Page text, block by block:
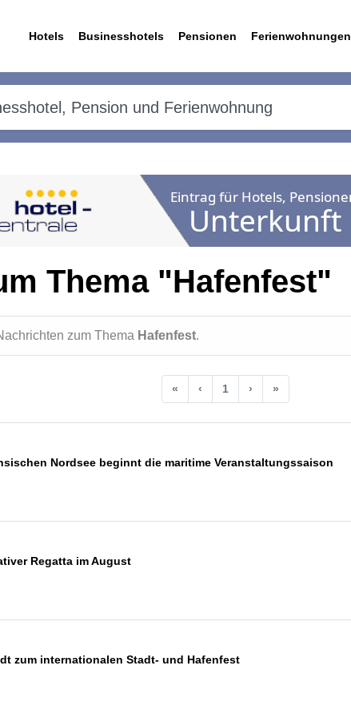
Hotels Businesshotels Pensionen Ferienwohnungen
Thema "Hafenfest"
zum Thema Hafenfest.
« ‹ 1 › »
Nordsee beginnt die maritime Veranstaltungssaison
Regatta im August
zum internationalen Stadt- und Hafenfest